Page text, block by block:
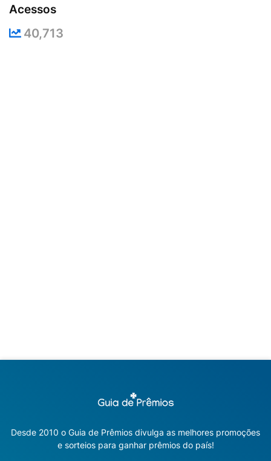
Acessos
40,713
Desde 2010 o Guia de Prêmios divulga as melhores promoções
e sorteios para ganhar prêmios do país!